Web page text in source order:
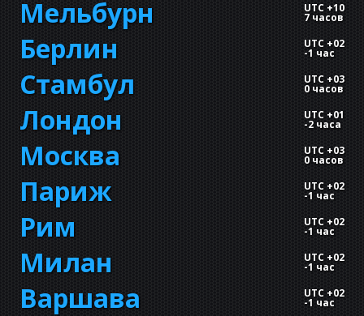
Мельбурн UTC +10
7 часов
Берлин UTC +02
-1 час
Стамбул UTC +03
0 часов
Лондон UTC +01
-2 часа
Москва UTC +03
0 часов
Париж UTC +02
-1 час
Рим UTC +02
-1 час
Милан UTC +02
-1 час
Варшава UTC +02
-1 час